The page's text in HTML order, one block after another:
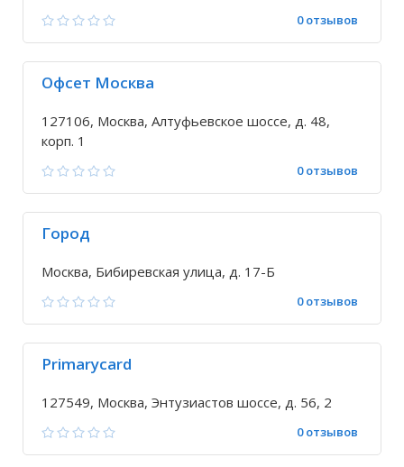
0 отзывов
Офсет Москва
127106, Москва, Алтуфьевское шоссе, д. 48,
корп. 1
0 отзывов
Город
Москва, Бибиревская улица, д. 17-Б
0 отзывов
Primarycard
127549, Москва, Энтузиастов шоссе, д. 56, 2
0 отзывов